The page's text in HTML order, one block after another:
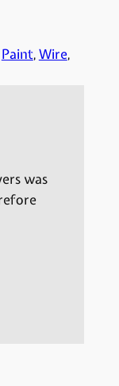
Paint, Wire,
was